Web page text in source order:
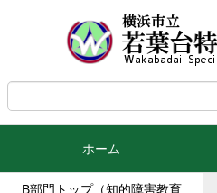
ホーム
B部門トップ（知的障害教育